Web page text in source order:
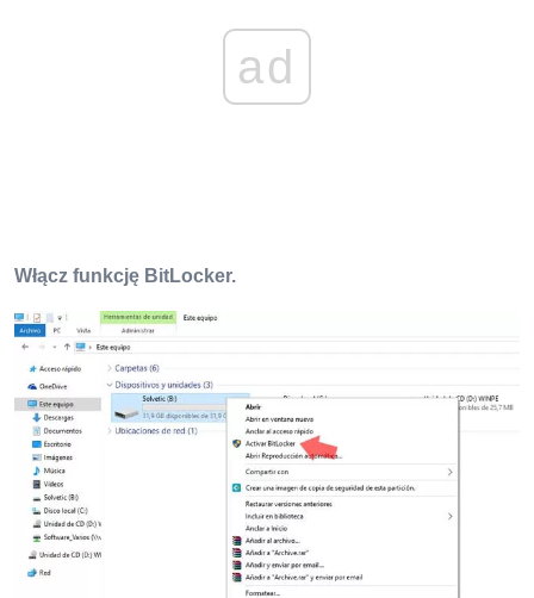
ad
Włącz funkcję BitLocker.